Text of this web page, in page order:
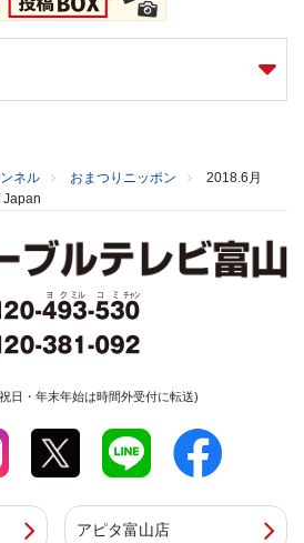
ネル おまつりニッポン
2018.6月
日・年末年始は時間外受付に転送)
アピタ富山店